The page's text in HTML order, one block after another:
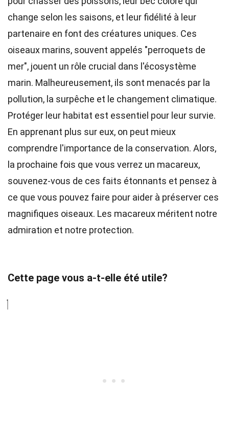
change selon les saisons, et leur fidélité à leur
partenaire en font des créatures uniques. Ces
oiseaux marins, souvent appelés "perroquets de
mer", jouent un rôle crucial dans l'écosystème
marin. Malheureusement, ils sont menacés par la
pollution, la surpêche et le changement climatique.
Protéger leur habitat est essentiel pour leur survie.
En apprenant plus sur eux, on peut mieux
comprendre l'importance de la conservation. Alors,
la prochaine fois que vous verrez un macareux,
souvenez-vous de ces faits étonnants et pensez à
ce que vous pouvez faire pour aider à préserver ces
magnifiques oiseaux. Les macareux méritent notre
admiration et notre protection.
Cette page vous a-t-elle été utile?